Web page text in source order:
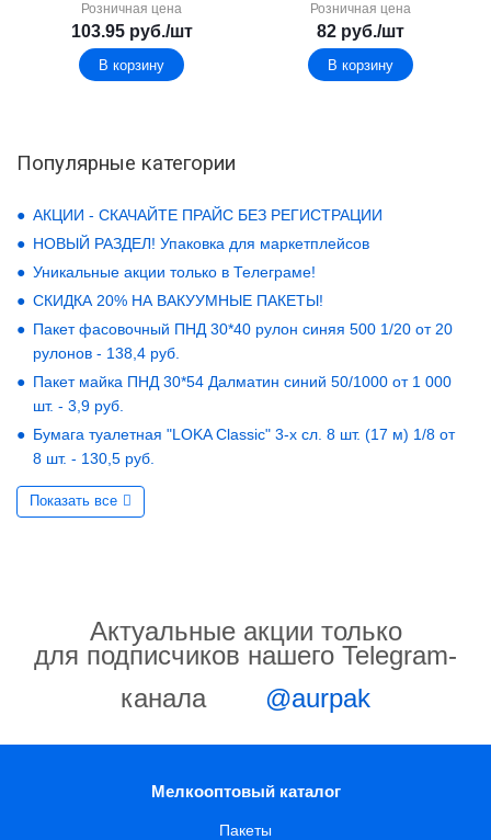
Розничная цена
103.95руб./шт
В корзину
Розничная цена
82 руб./шт
В корзину
Популярные категории
АКЦИИ - СКАЧАЙТЕ ПРАЙС БЕЗ РЕГИСТРАЦИИ
НОВЫЙ РАЗДЕЛ! Упаковка для маркетплейсов
Уникальные акции только в Телеграме!
СКИДКА 20% НА ВАКУУМНЫЕ ПАКЕТЫ!
Пакет фасовочный ПНД 30*40 рулон синяя 500 1/20 от 20
рулонов - 138,4 руб.
Пакет майка ПНД 30*54 Далматин синий 50/1000 от 1 000
шт. - 3,9 руб.
Бумага туалетная "LOKA Classic" 3-х сл. 8 шт. (17 м) 1/8 от
8 шт. - 130,5 руб.
Показать все
Актуальные акции только
для подписчиков нашего Telegram-
канала
@aurpak
Мелкооптовый каталог
Пакеты